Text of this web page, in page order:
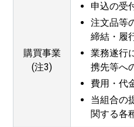
購買事業
(注3)
申込の受
注文品等
締結・履
業務遂行
携先等へ
費用・代
当組合の
関する各